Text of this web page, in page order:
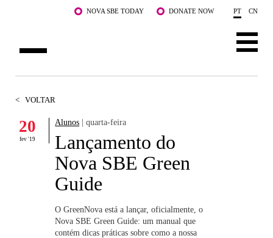
Saltar para o conteúdo principalNOVA SBE TODAY DONATE NOW PT CN
DOCENTES E INVESTIGAÇÃO
COMUNIDADE
WHAT'S HAPPENING
< VOLTAR
20
fev '19
Alunos | quarta-feira
Lançamento do
Nova SBE Green
Guide
O GreenNova está a lançar, oficialmente, o
Nova SBE Green Guide: um manual que
contém dicas práticas sobre como a nossa